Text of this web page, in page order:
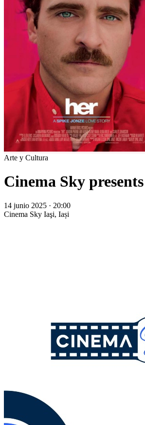
Arte y Cultura
Cinema Sky
14 junio 2025 · 20:00
Cinema Sky Iaşi, Iași